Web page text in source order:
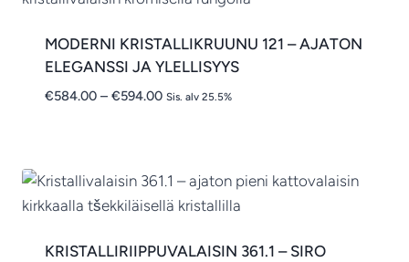
MODERNI KRISTALLIKRUUNU 121 – AJATON
ELEGANSSI JA YLELLISYYS
€584.00 – €594.00Hintaluokka:
Sis. alv 25.5%
KRISTALLIRIIPPUVALAISIN 361.1 – SIRO